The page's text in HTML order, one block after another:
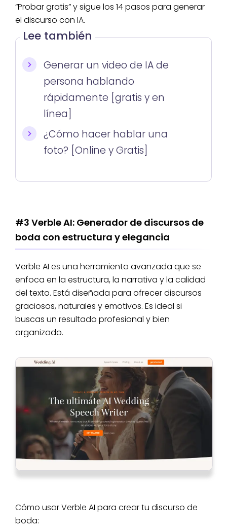
“Probar gratis” y sigue los 14 pasos para generar
el discurso con IA.
Lee también
Generar un video de IA de
persona hablando
rápidamente [gratis y en
línea]
¿Cómo hacer hablar una
foto? [Online y Gratis]
#3 Verble AI: Generador de discursos de
boda con estructura y elegancia
Verble AI es una herramienta avanzada que se
enfoca en la estructura, la narrativa y la calidad
del texto. Está diseñada para ofrecer discursos
graciosos, naturales y emotivos. Es ideal si
buscas un resultado profesional y bien
organizado.
Cómo usar Verble AI para crear tu discurso de
boda: